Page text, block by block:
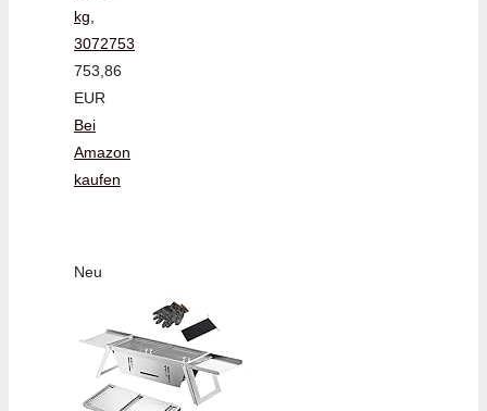
kg,
3072753
753,86
EUR
Bei
Amazon
kaufen
Neu